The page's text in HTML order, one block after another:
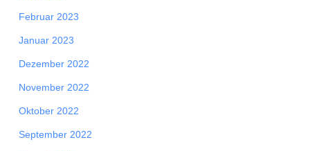
Februar 2023
Januar 2023
Dezember 2022
November 2022
Oktober 2022
September 2022